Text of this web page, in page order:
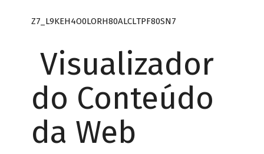
Z7_L9KEH4O0LORH80ALCLTPF80SN7
Visualizador
do Conteúdo
da Web